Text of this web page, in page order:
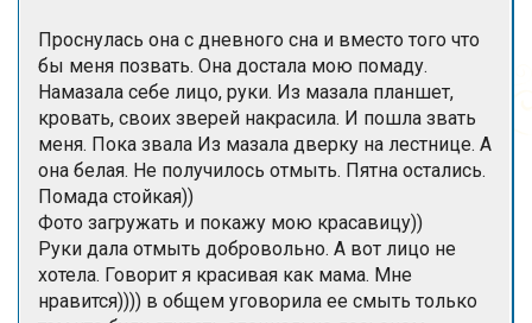
Проснулась она с дневного сна и вместо того что
бы меня позвать. Она достала мою помаду.
Намазала себе лицо, руки. Из мазала планшет,
кровать, своих зверей накрасила. И пошла звать
меня. Пока звала Из мазала дверку на лестнице. А
она белая. Не получилось отмыть. Пятна остались.
Помада стойкая))
Фото загружать и покажу мою красавицу))
Руки дала отмыть добровольно. А вот лицо не
хотела. Говорит я красивая как мама. Мне
нравится)))) в общем уговорила ее смыть только